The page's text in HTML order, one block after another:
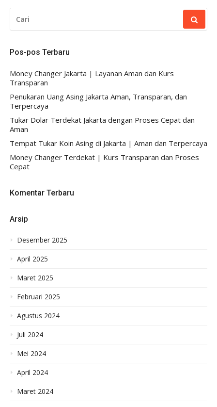
UNTUK:
Pos-pos Terbaru
Money Changer Jakarta | Layanan Aman dan Kurs
Transparan
Penukaran Uang Asing Jakarta Aman, Transparan, dan
Terpercaya
Tukar Dolar Terdekat Jakarta dengan Proses Cepat dan
Aman
Tempat Tukar Koin Asing di Jakarta | Aman dan Terpercaya
Money Changer Terdekat | Kurs Transparan dan Proses
Cepat
Komentar Terbaru
Arsip
Desember 2025
April 2025
Maret 2025
Februari 2025
Agustus 2024
Juli 2024
Mei 2024
April 2024
Maret 2024